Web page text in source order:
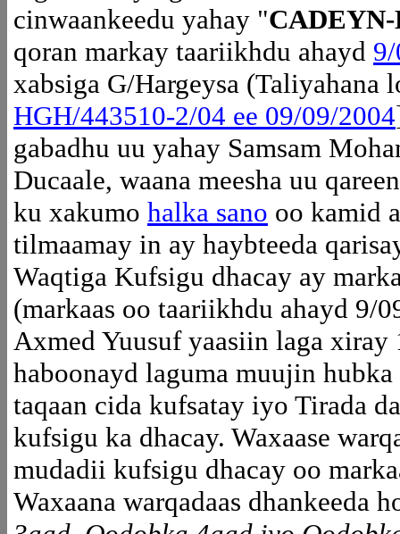
cinwaankeedu yahay "
qoran markay taariikhdu ahayd
xabsiga G/Hargeysa
HGH/443510-2/04 ee 09/09/2004
gabadhu uu yahay Samsam
Ducaale, waana meesha uu
ku xakumo halka sano oo kamid
tilmaamay in ay haybteeda
Waqtiga Kufsigu dhacay ay
(markaas oo taariikhdu ahayd 9/
Axmed Yuusuf yaasiin laga
haboonayd laguma muujin
taqaan cida kufsatay iyo Tirada
kufsigu ka dhacay. Waxaase
mudadii kufsigu dhacay oo
Waxaana warqadaas dhankeeda